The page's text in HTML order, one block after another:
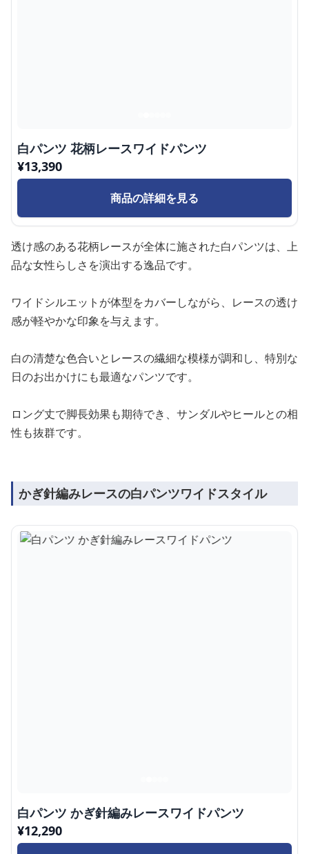
白パンツ 花柄レースワイドパンツ
¥13,390
商品の詳細を見る
透け感のある花柄レースが全体に施された白パンツは、上
品な女性らしさを演出する逸品です。
ワイドシルエットが体型をカバーしながら、レースの透け
感が軽やかな印象を与えます。
白の清楚な色合いとレースの繊細な模様が調和し、特別な
日のお出かけにも最適なパンツです。
ロング丈で脚長効果も期待でき、サンダルやヒールとの相
性も抜群です。
かぎ針編みレースの白パンツワイドスタイル
白パンツ かぎ針編みレースワイドパンツ
¥12,290